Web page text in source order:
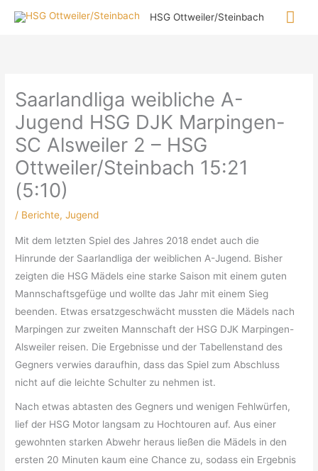
Inhalt
HSG Ottweiler/Steinbach
Saarlandliga weibliche A-
Jugend HSG DJK Marpingen-
SC Alsweiler 2 – HSG
Ottweiler/Steinbach 15:21
(5:10)
/ Berichte,Jugend
Mit dem letzten Spiel des Jahres 2018 endet auch die
Hinrunde der Saarlandliga der weiblichen A-Jugend. Bisher
zeigten die HSG Mädels eine starke Saison mit einem guten
Mannschaftsgefüge und wollte das Jahr mit einem Sieg
beenden. Etwas ersatzgeschwächt mussten die Mädels nach
Marpingen zur zweiten Mannschaft der HSG DJK Marpingen-
Alsweiler reisen. Die Ergebnisse und der Tabellenstand des
Gegners verwies daraufhin, dass das Spiel zum Abschluss
nicht auf die leichte Schulter zu nehmen ist.
Nach etwas abtasten des Gegners und wenigen Fehlwürfen,
lief der HSG Motor langsam zu Hochtouren auf. Aus einer
gewohnten starken Abwehr heraus ließen die Mädels in den
ersten 20 Minuten kaum eine Chance zu, sodass ein Ergebnis